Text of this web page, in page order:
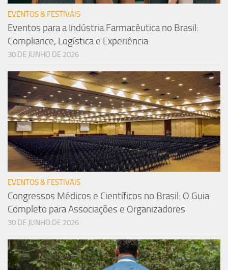
EVENTOS & FESTIVAIS
Eventos para a Indústria Farmacêutica no Brasil:
Compliance, Logística e Experiência
30 DE JUNHO DE 2026
EVENTOS & FESTIVAIS
Congressos Médicos e Científicos no Brasil: O Guia
Completo para Associações e Organizadores
30 DE JUNHO DE 2026